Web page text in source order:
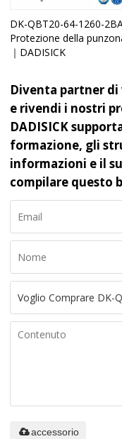
DK-QBT20-64-1260-2BA
Protezione della
｜DADISICK
Diventa partner di
e rivendi i nostri
DADISICK
formazione, gli
informazioni e il
compilare questo
accessorio